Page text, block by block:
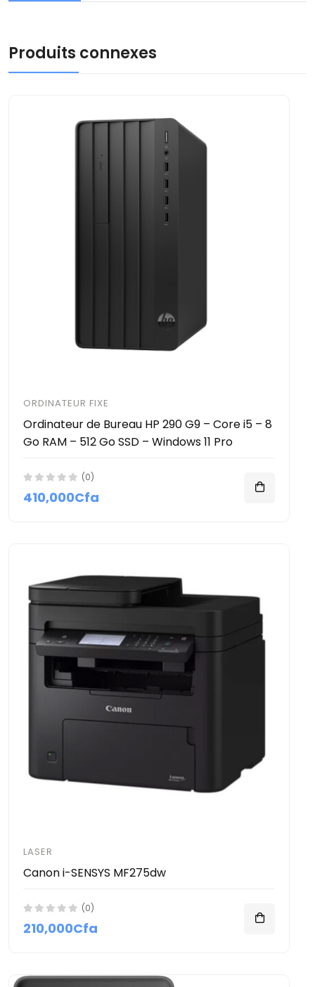
Produits connexes
ORDINATEUR FIXE
Ordinateur de Bureau HP 290 G9 – Core i5 – 8
Go RAM – 512 Go SSD – Windows 11 Pro
(0)
410,000Cfa
LASER
Canon i-SENSYS MF275dw
(0)
210,000Cfa